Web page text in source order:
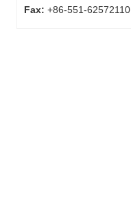
Fax: +86-551-62572110